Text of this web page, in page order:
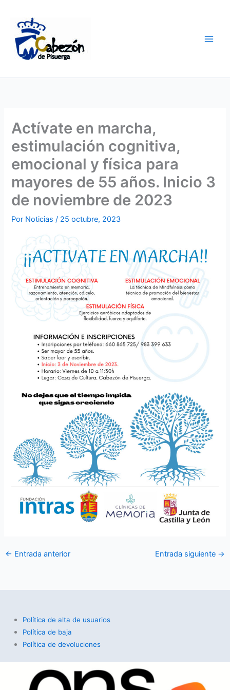
contenido
Actívate en marcha,
estimulación cognitiva,
emocional y física para
mayores de 55 años. Inicio 3
de noviembre de 2023
Por Noticias/ 25 octubre, 2023
← Entrada anterior Entrada siguiente →
Política de alta de usuarios
Política de baja
Política de devoluciones